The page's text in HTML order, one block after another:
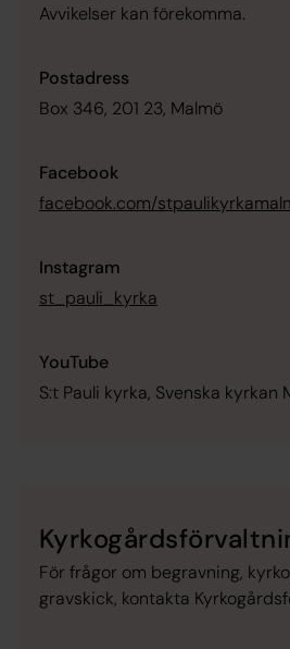
Avvikelser kan förekomma.
Postadress
Box 346, 201 23, Malmö
Facebook
facebook.com/
Instagram
st_pauli_kyrka
YouTube
S:t Pauli kyrka, Svenska kyrkan
För frågor om begravning,
gravskick, kontakta